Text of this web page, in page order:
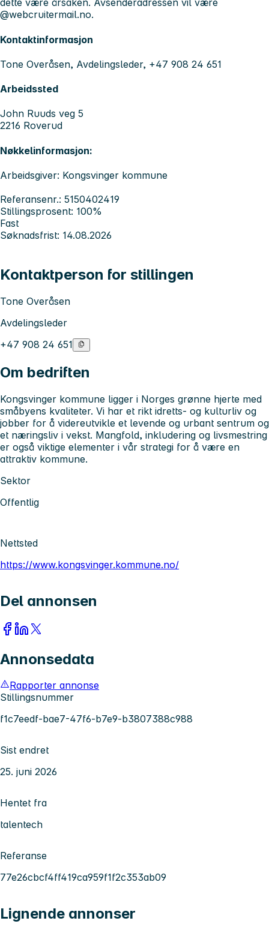
dette være årsaken. Avsenderadressen vil være
@webcruitermail.no.
Kontaktinformasjon
Tone Overåsen, Avdelingsleder, +47 908 24 651
Arbeidssted
John Ruuds veg 5
2216 Roverud
Nøkkelinformasjon:
Arbeidsgiver: Kongsvinger kommune
Referansenr.: 5150402419
Stillingsprosent: 100%
Fast
Søknadsfrist: 14.08.2026
Kontaktperson for stillingen
Tone Overåsen
Avdelingsleder
+47 908 24 651
Om bedriften
Kongsvinger kommune ligger i Norges grønne hjerte med
småbyens kvaliteter. Vi har et rikt idretts- og kulturliv og
jobber for å videreutvikle et levende og urbant sentrum og
et næringsliv i vekst. Mangfold, inkludering og livsmestring
er også viktige elementer i vår strategi for å være en
attraktiv kommune.
Sektor
Offentlig
Nettsted
https://www.kongsvinger.kommune.no/
Del annonsen
Annonsedata
Rapporter annonse
Stillingsnummer
f1c7eedf-bae7-47f6-b7e9-b3807388c988
Sist endret
25. juni 2026
Hentet fra
talentech
Referanse
77e26cbcf4ff419ca959f1f2c353ab09
Lignende annonser